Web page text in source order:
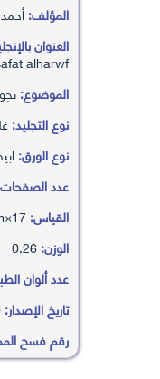
المؤلف:
العنوان
alharwf
الموضوع:
نوع التجليد:
نوع الورق:
عدد
القياس:
الوزن:
عدد ألوان
تاريخ الإصدار:
رقم فسح